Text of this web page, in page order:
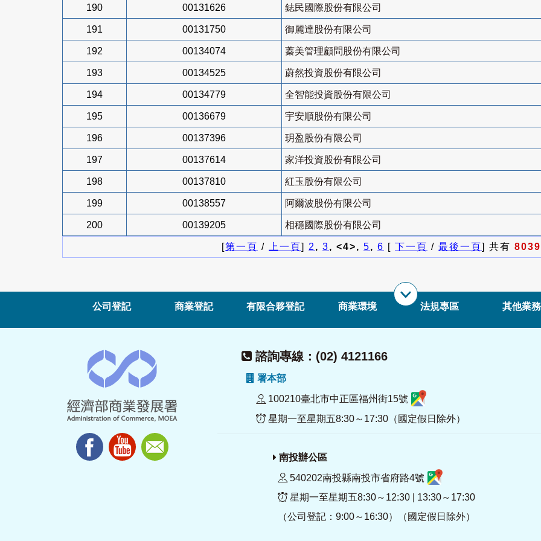
190 00131626 鋕民國際股份有限公司
191 00131750 御麗達股份有限公司
192 00134074 蓁美管理顧問股份有限公司
193 00134525 蔚然投資股份有限公司
194 00134779 全智能投資股份有限公司
195 00136679 宇安順股份有限公司
196 00137396 玥盈股份有限公司
197 00137614 家洋投資股份有限公司
198 00137810 紅玉股份有限公司
199 00138557 阿爾波股份有限公司
200 00139205 相穩國際股份有限公司
[第一頁 / 上一頁] 2, 3, <4>, 5, 6 [ 下一頁 / 最後一頁] 共有 8039
公司登記 商業登記 有限合夥登記 商業環境 法規專區 其他業務
諮詢專線：(02) 4121166
署本部
100210臺北市中正區福州街15號
星期一至星期五8:30～17:30（國定假日除外）
南投辦公區
540202南投縣南投市省府路4號
星期一至星期五8:30～12:30 | 13:30～17:30
（公司登記：9:00～16:30）（國定假日除外）